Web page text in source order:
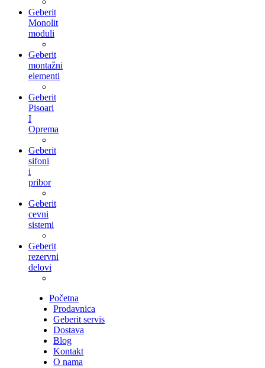
Geberit
Monolit
moduli
Geberit
montažni
elementi
Geberit
Pisoari
I
Oprema
Geberit
sifoni
i
pribor
Geberit
cevni
sistemi
Geberit
rezervni
delovi
Početna
Prodavnica
Geberit servis
Dostava
Blog
Kontakt
O nama